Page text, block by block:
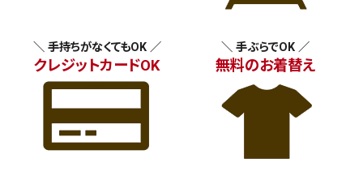
＼ 手持ちがなくてもOK ／
クレジットカードOK
＼ 手ぶらでOK ／
無料のお着替え